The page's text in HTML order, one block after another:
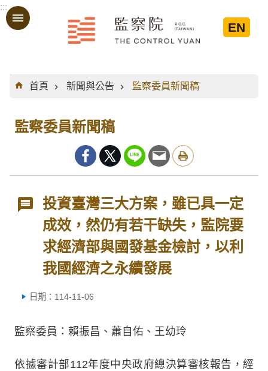
跳到主要內容區塊
:::
EN
:::
首頁
新聞與公告 監察委員新聞稿
監察委員新聞稿
投資臺灣三大方案，雖已具一定
成效，然仍有若干缺失，監院要
求經濟部與國發基金檢討，以利
我國經濟之永續發展
日期：114-11-06
監察委員：賴振昌、蕭自佑、王幼玲
依據審計部112年度中央政府總決算審核報告，經